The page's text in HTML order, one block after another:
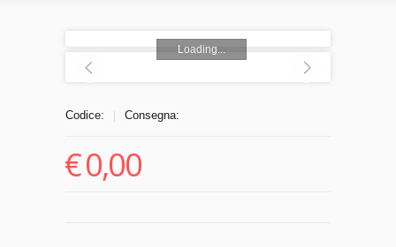
Loading...
Codice: Consegna:
€0,00